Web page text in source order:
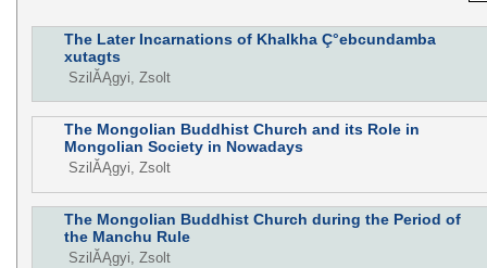
The Later Incarnations of Khalkha Ç°ebcundamba
xutagts
SzilĂĄgyi, Zsolt
The Mongolian Buddhist Church and its Role in
Mongolian Society in Nowadays
SzilĂĄgyi, Zsolt
The Mongolian Buddhist Church during the Period of
the Manchu Rule
SzilĂĄgyi, Zsolt